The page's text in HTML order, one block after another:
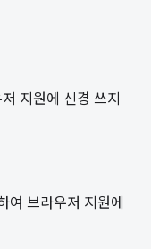
지원에 신경 쓰지
여 브라우저 지원에